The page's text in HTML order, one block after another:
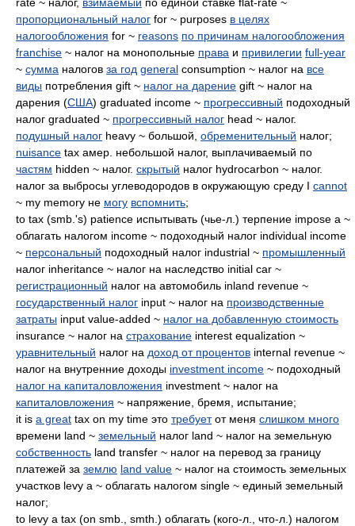
пропорциональный налог for ~ purposes в целях
налогообложения for ~ reasons по причинам налогообложения
franchise ~ налог на монопольные права и привилегии full-year
~ сумма налогов за год general consumption ~ налог на все
виды потребления gift ~ налог на дарение gift ~ налог на
дарения (США) graduated income ~ прогрессивный подоходный
налог graduated ~ прогрессивный налог head ~ налог.
подушный налог heavy ~ большой, обременительный налог;
nuisance tax амер. небольшой налог, выплачиваемый по
частям hidden ~ налог. скрытый налог hydrocarbon ~ налог.
налог за выбросы углеводородов в окружающую среду I cannot
~ my memory не могу вспомнить;
to tax (smb.'s) patience испытывать (чье-л.) терпение impose a ~
облагать налогом income ~ подоходный налог individual income
~ персональный подоходный налог industrial ~ промышленный
налог inheritance ~ налог на наследство initial car ~
регистрационный налог на автомобиль inland revenue ~
государственный налог input ~ налог на производственные
затраты input value-added ~ налог на добавленную стоимость
insurance ~ налог на страхование interest equalization ~
уравнительный налог на доход от процентов internal revenue ~
налог на внутренние доходы investment income ~ подоходный
налог на капиталовложения investment ~ налог на
капиталовложения ~ напряжение, бремя, испытание;
it is a great tax on my time это требуетот меня слишком много
времени land ~ земельный налог land ~ налог на земельную
собственность land transfer ~ налог на перевод за границу
платежей за землю land value ~ налог на стоимость земельных
участков levy a ~ облагать налогом single ~ единый земельный
налог;
to levy a tax (on smb., smth.) облагать (кого-л., что-л.) налогом